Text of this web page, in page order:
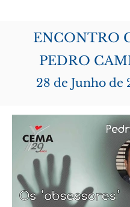
ENCONTRO
PEDRO
28 de Junho de